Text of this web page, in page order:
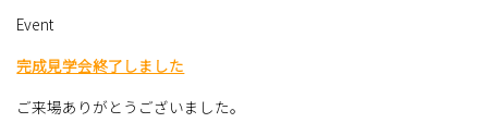
Event
完成見学会終了しました
ご来場ありがとうございました。